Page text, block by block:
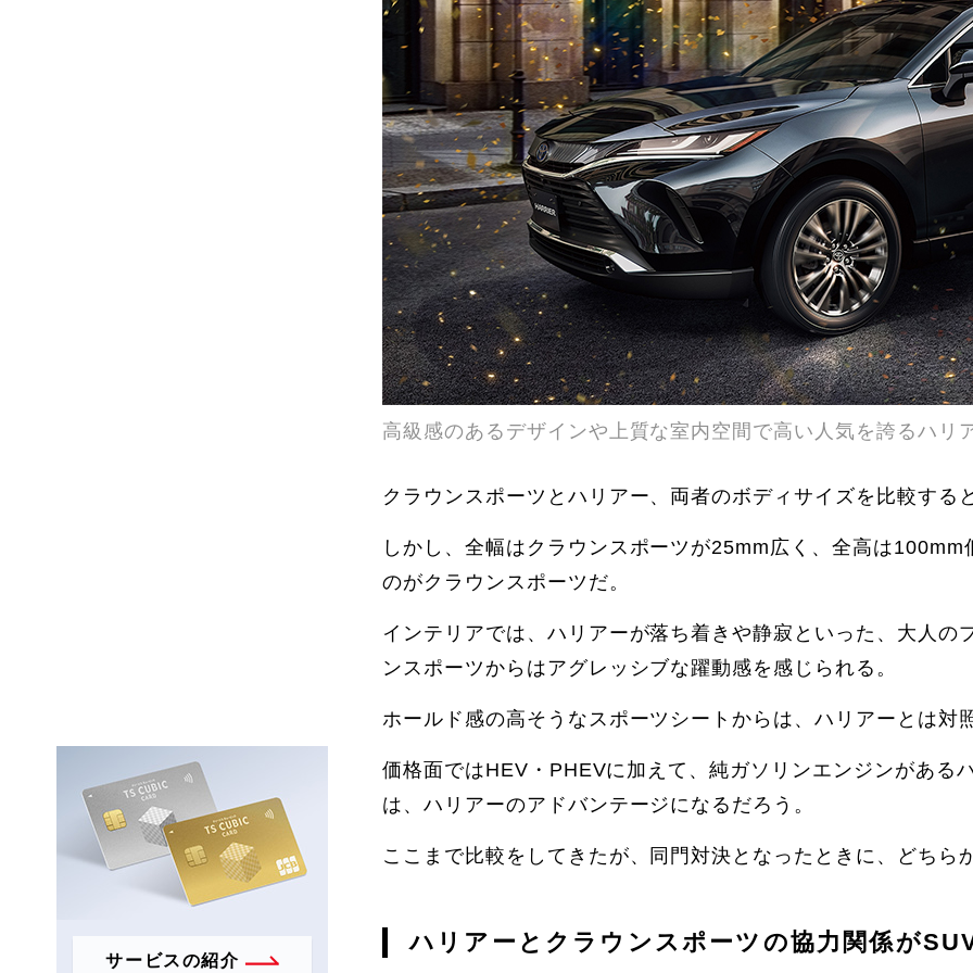
サービスの紹介
高級感のあるデザインや上質な室内空間で高い人気を誇るハリ
クラウンスポーツとハリアー、両者のボディサイズを比較す
しかし、全幅はクラウンスポーツが25mm広く、全高は
のがクラウンスポーツだ。
インテリアでは、ハリアーが落ち着きや静寂といった、大人
ンスポーツからはアグレッシブな躍動感を感じられる。
ホールド感の高そうなスポーツシートからは、ハリアーとは対
価格面ではHEV・PHEVに加えて、純ガソリンエンジンがある
は、ハリアーのアドバンテージになるだろう。
ここまで比較をしてきたが、同門対決となったときに、どちら
ハリアーとクラウンスポーツの協力関係が